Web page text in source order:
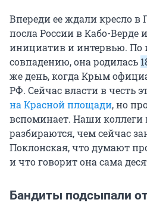
Впереди ее ждали кресло в
посла России в Кабо-Верде
инициатив и интервью. По
совпадению, она родилась
же день, когда Крым
РФ. Сейчас власти в честь
на Красной площади, но
вспоминает. Наши коллеги
разбираются, чем сейчас
Поклонская, что думают
и что говорит она сама
Бандиты подсыпали